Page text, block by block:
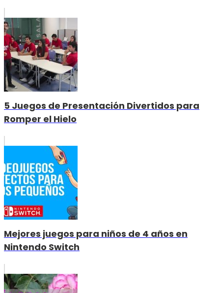
5 Juegos de Presentación Divertidos para
Romper el Hielo
Mejores juegos para niños de 4 años en
Nintendo Switch